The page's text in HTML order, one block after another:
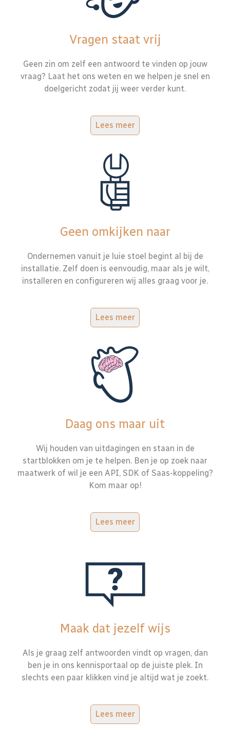
Vragen staat vrij
Geen zin om zelf een antwoord te vinden op jouw
vraag? Laat het ons weten en we helpen je snel en
doelgericht zodat jij weer verder kunt.
Lees meer
Geen omkijken naar
Ondernemen vanuit je luie stoel begint al bij de
installatie. Zelf doen is eenvoudig, maar als je wilt,
installeren en configureren wij alles graag voor je.
Lees meer
Daag ons maar uit
Wij houden van uitdagingen en staan in de
startblokken om je te helpen. Ben je op zoek naar
maatwerk of wil je een API, SDK of Saas-koppeling?
Kom maar op!
Lees meer
Maak dat jezelf wijs
Als je graag zelf antwoorden vindt op vragen, dan
ben je in ons kennisportaal op de juiste plek. In
slechts een paar klikken vind je altijd wat je zoekt.
Lees meer